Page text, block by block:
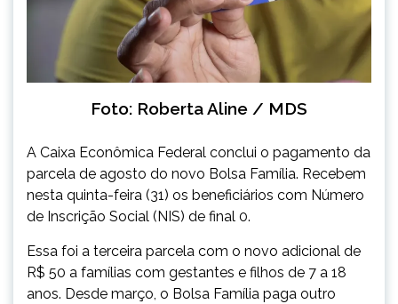
Foto: Roberta Aline / MDS
A Caixa Econômica Federal conclui o pagamento da
parcela de agosto do novo Bolsa Família. Recebem
nesta quinta-feira (31) os beneficiários com Número
de Inscrição Social (NIS) de final 0.
Essa foi a terceira parcela com o novo adicional de
R$ 50 a famílias com gestantes e filhos de 7 a 18
anos. Desde março, o Bolsa Família paga outro